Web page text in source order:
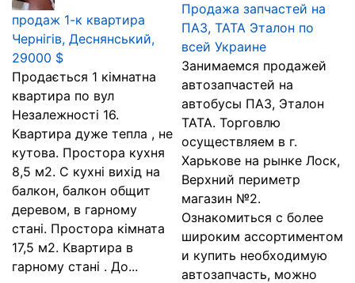
продаж 1-к квартира
Чернігів, Деснянський,
29000 $
Продається 1 кімнатна
квартира по вул
Незалежності 16.
Квартира дуже тепла , не
кутова. Простора кухня
8,5 м2. С кухні вихід на
балкон, балкон общит
деревом, в гарному
стані. Простора кімната
17,5 м2. Квартира в
гарному стані . До...
Продажа запчастей на
ПАЗ, ТАТА Эталон по
всей Украине
Занимаемся продажей
автозапчастей на
автобусы ПАЗ, Эталон
ТАТА. Торговлю
осуществляем в г.
Харькове на рынке Лоск,
Верхний периметр
магазин №2.
Ознакомиться с более
широким ассортиментом
и купить необходимую
автозапчасть, можно